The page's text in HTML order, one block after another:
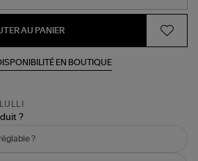
AU PANIER
EN BOUTIQUE
?
?